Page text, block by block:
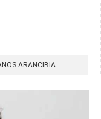
ARANCIBIA